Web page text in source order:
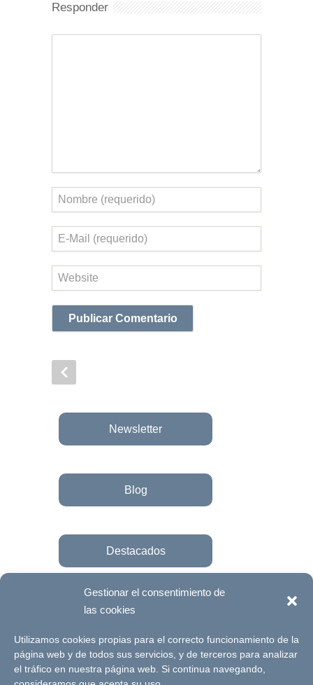
Gestionar el consentimiento de
las cookies
Utilizamos cookies propias para el correcto funcionamiento de la
página web y de todos sus servicios, y de terceros para analizar
el tráfico en nuestra página web. Si continua navegando,
Responder
Nombre
Correo
electrónico
Web
Newsletter
Blog
Destacados
Únete a la fundación
© Futuro Singular Córdoba 2017. Web